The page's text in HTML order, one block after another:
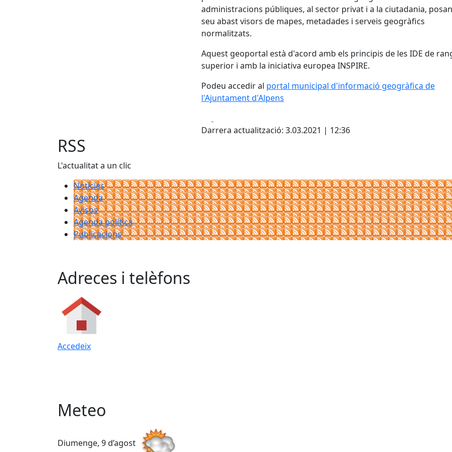
administracions públiques, al sector privat i a la ciutadania,
seu abast visors de mapes, metadades i serveis geogràfics
normalitzats.
Aquest geoportal està d'acord amb els principis de les IDE de
superior i amb la iniciativa europea INSPIRE.
Podeu accedir al portal municipal d'informació geogràfica de
l'Ajuntament d'Alpens
Darrera actualització: 3.03.2021 | 12:36
RSS
L'actualitat a un clic
Notícies
Agenda
Avisos
Agenda política
Publicacions
Adreces i telèfons
Accedeix
Meteo
Diumenge, 9 d’agost